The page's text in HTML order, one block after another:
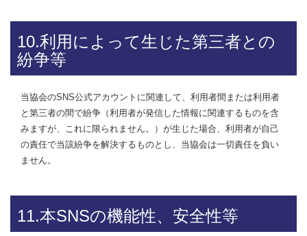
10.利用によって生じた第三者との
紛争等
当協会のSNS公式アカウントに関連して、利用者間または利用者
と第三者の間で紛争（利用者が発信した情報に関連するものを含
みますが、これに限られません。）が生じた場合、利用者が自己
の責任で当該紛争を解決するものとし、当協会は一切責任を負い
ません。
11.本SNSの機能性、安全性等